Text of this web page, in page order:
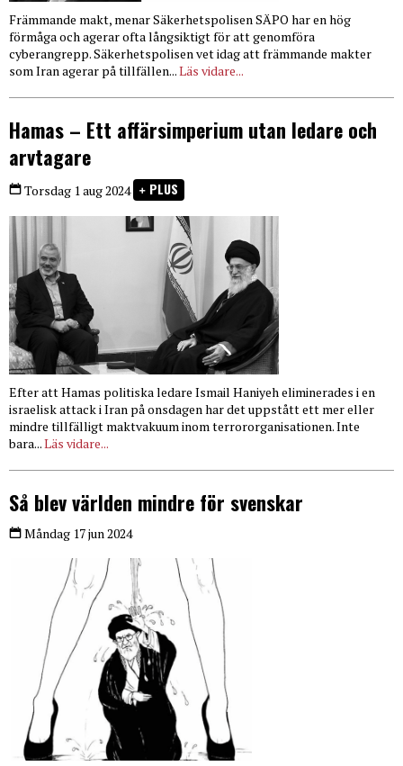
Främmande makt, menar Säkerhetspolisen SÄPO har en hög
förmåga och agerar ofta långsiktigt för att genomföra
cyberangrepp. Säkerhetspolisen vet idag att främmande makter
som Iran agerar på tillfällen...Läs vidare...
Hamas – Ett affärsimperium utan ledare och
arvtagare
Torsdag 1 aug 2024 PLUS
Efter att Hamas politiska ledare Ismail Haniyeh eliminerades i en
israelisk attack i Iran på onsdagen har det uppstått ett mer eller
mindre tillfälligt maktvakuum inom terrororganisationen. Inte
bara...Läs vidare...
Så blev världen mindre för svenskar
Måndag 17 jun 2024